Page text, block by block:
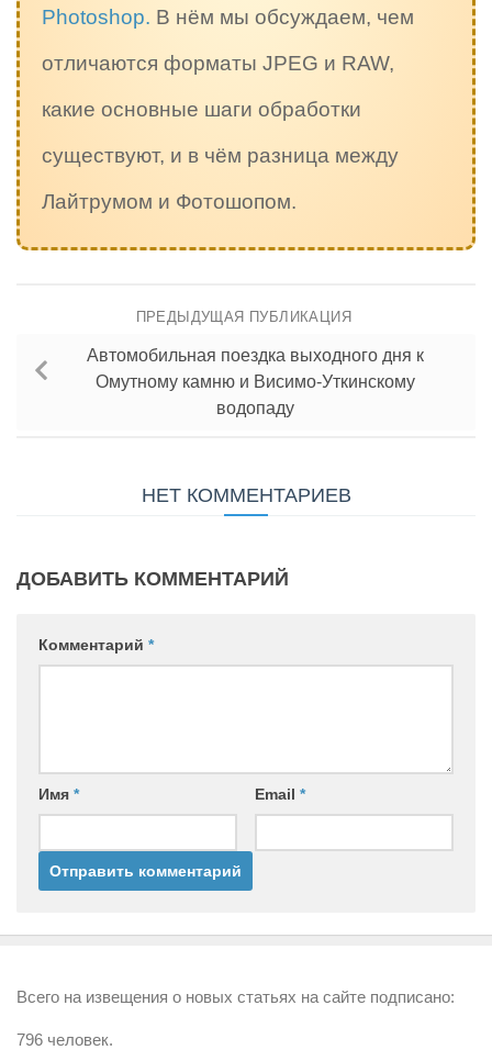
Photoshop. В нём мы обсуждаем, чем
отличаются форматы JPEG и RAW,
какие основные шаги обработки
существуют, и в чём разница между
Лайтрумом и Фотошопом.
ПРЕДЫДУЩАЯ ПУБЛИКАЦИЯ
Автомобильная поездка выходного дня к
Омутному камню и Висимо-Уткинскому
водопаду
НЕТ КОММЕНТАРИЕВ
ДОБАВИТЬ КОММЕНТАРИЙ
Комментарий *
Имя * Email *
Всего на извещения о новых статьях на сайте подписано:
796 человек.